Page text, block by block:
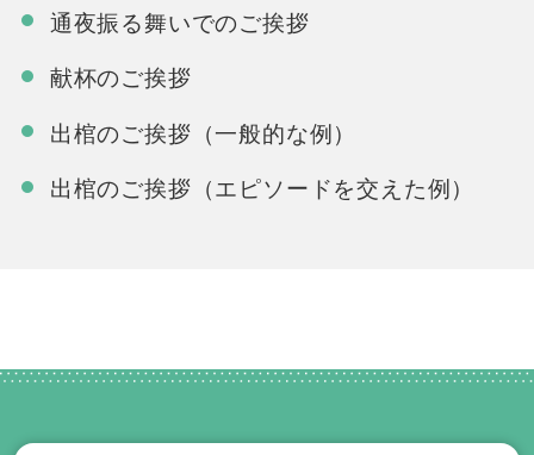
通夜振る舞いでのご挨拶
献杯のご挨拶
出棺のご挨拶（一般的な例）
出棺のご挨拶（エピソードを交えた例）